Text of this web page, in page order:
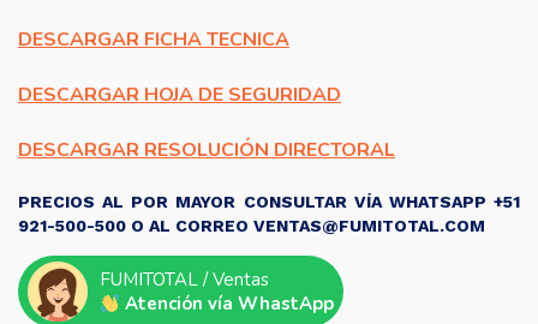
DESCARGAR FICHA TECNICA
DESCARGAR HOJA DE SEGURIDAD
DESCARGAR RESOLUCIÓN DIRECTORAL
PRECIOS AL POR MAYOR CONSULTAR VÍA WHATSAPP +51
921-500-500 O AL CORREO VENTAS@FUMITOTAL.COM
FUMITOTAL / Ventas
Atención vía WhastApp